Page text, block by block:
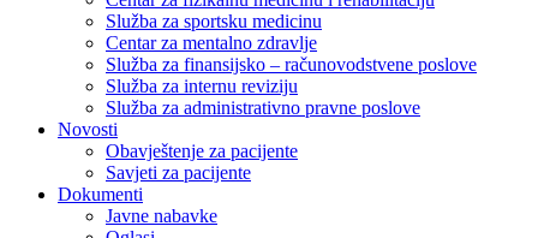
Služba za sportsku medicinu
Centar za mentalno zdravlje
Služba za finansijsko – računovodstvene poslove
Služba za internu reviziju
Služba za administrativno pravne poslove
Novosti
Obavještenje za pacijente
Savjeti za pacijente
Dokumenti
Javne nabavke